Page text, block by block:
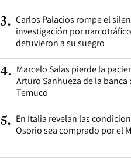
3. Carlos Palacios rompe el
investigación por
detuvieron a su suegro
4. Marcelo Salas pierde la
Arturo Sanhueza de la banca
Temuco
5. En Italia revelan las
Osorio sea comprado por el